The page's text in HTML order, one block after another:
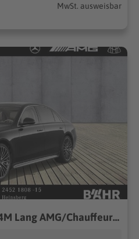
MwSt. ausweisbar
Mercedes-Benz S 580 4M Lang AMG/Chauffeur/Burmester3D/Pano/360